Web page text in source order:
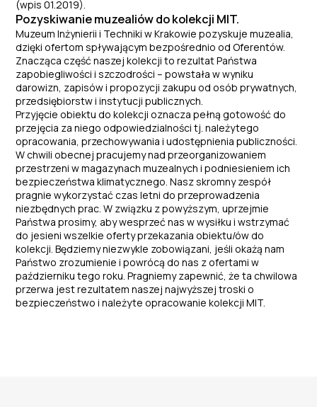
(wpis 01.2019).
Pozyskiwanie muzealiów do kolekcji MIT.
Muzeum Inżynierii i Techniki w Krakowie pozyskuje muzealia,
dzięki ofertom spływającym bezpośrednio od Oferentów.
Znacząca część naszej kolekcji to rezultat Państwa
zapobiegliwości i szczodrości – powstała w wyniku
darowizn, zapisów i propozycji zakupu od osób prywatnych,
przedsiębiorstw i instytucji publicznych.
Przyjęcie obiektu do kolekcji oznacza pełną gotowość do
przejęcia za niego odpowiedzialności tj. należytego
opracowania, przechowywania i udostępnienia publiczności.
W chwili obecnej pracujemy nad przeorganizowaniem
przestrzeni w magazynach muzealnych i podniesieniem ich
bezpieczeństwa klimatycznego. Nasz skromny zespół
pragnie wykorzystać czas letni do przeprowadzenia
niezbędnych prac. W związku z powyższym, uprzejmie
Państwa prosimy, aby wesprzeć nas w wysiłku i wstrzymać
do jesieni wszelkie oferty przekazania obiektu/ów do
kolekcji. Będziemy niezwykle zobowiązani, jeśli okażą nam
Państwo zrozumienie i powrócą do nas z ofertami w
październiku tego roku. Pragniemy zapewnić, że ta chwilowa
przerwa jest rezultatem naszej najwyższej troski o
bezpieczeństwo i należyte opracowanie kolekcji MIT.